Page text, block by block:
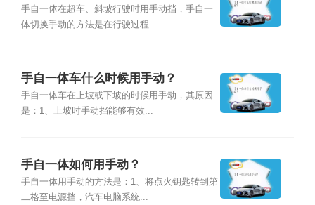
手自一体在超车、斜坡行驶时用手动挡，手自一
体切换手动的方法是在行驶过程...
手自一体车什么时候用手动？
手自一体车在上坡或下坡的时候用手动，其原因
是：1、上坡时手动挡能够有效...
手自一体如何用手动？
手自一体用手动的方法是：1、将点火钥匙转到第
二格至电源挡，汽车电脑系统...